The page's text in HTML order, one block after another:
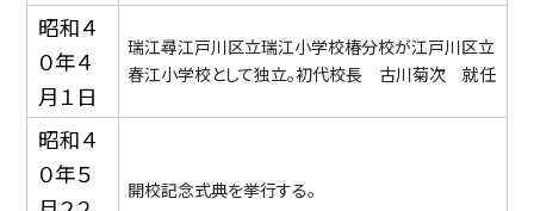
昭和４
０年４
月１日
瑞江尋江戸川区立瑞江小学校椿分校が江戸川区立
春江小学校として独立。初代校長 古川菊次 就任
昭和４
０年５
開校記念式典を挙行する。